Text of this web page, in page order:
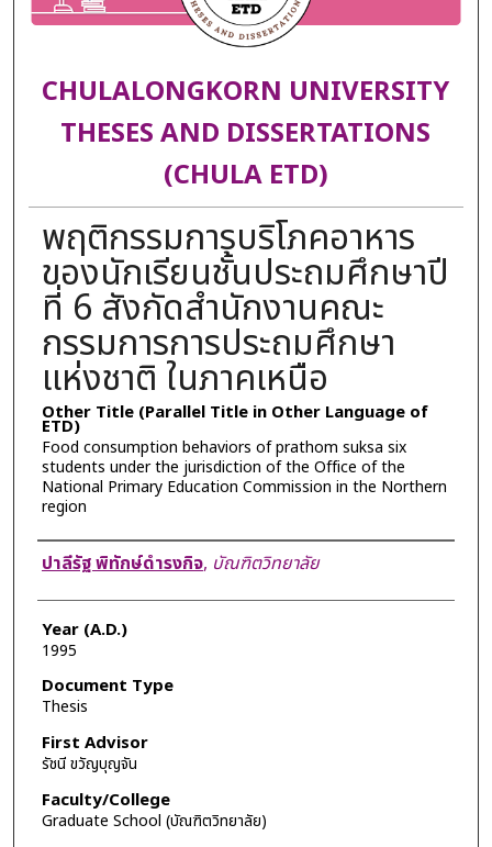
CHULALONGKORN UNIVERSITY
THESES AND DISSERTATIONS
(CHULA ETD)
พฤติกรรมการบริโภคอาหาร
ของนักเรียนชั้นประถมศึกษาปี
ที่ 6 สังกัดสำนักงานคณะ
กรรมการการประถมศึกษา
แห่งชาติ ในภาคเหนือ
Other Title (Parallel Title in Other Language of
ETD)
Food consumption behaviors of prathom suksa six
students under the jurisdiction of the Office of the
National Primary Education Commission in the Northern
region
Author
ปาลีรัฐ พิทักษ์ดำรงกิจ, บัณฑิตวิทยาลัย
Year (A.D.)
1995
Document Type
Thesis
First Advisor
รัชนี ขวัญบุญจัน
Faculty/College
Graduate School (บัณฑิตวิทยาลัย)